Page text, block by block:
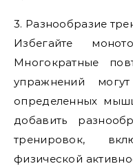
3. Разнообразие
Избегайте
Многократные
упражнений
определенных
добавить
тренировок,
физической